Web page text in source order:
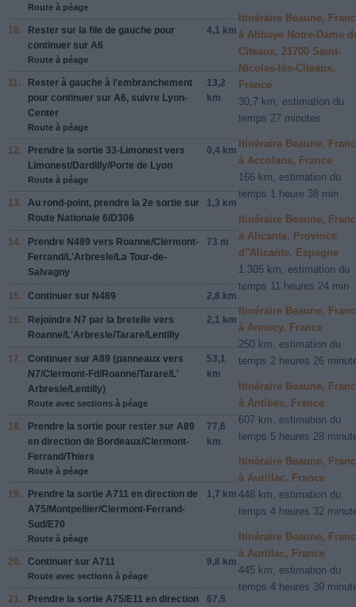
Route à péage
10. Rester sur la file de gauche pour
continuer sur A6
Route à péage
4,1 km
11. Rester à gauche à l'embranchement
pour continuer sur A6, suivre Lyon-
Center
Route à péage
13,2
km
12. Prendre la sortie 33-Limonest vers
Limonest/Dardilly/Porte de Lyon
Route à péage
0,4 km
13. Au rond-point, prendre la 2e sortie sur
Route Nationale 6/D306
1,3 km
14. Prendre N489 vers Roanne/Clermont-
Ferrand/L'Arbresle/La Tour-de-
Salvagny
73 m
15. Continuer sur N489 2,8 km
16. Rejoindre N7 par la bretelle vers
Roanne/L'Arbresle/Tarare/Lentilly
2,1 km
17. Continuer sur A89 (panneaux vers
N7/Clermont-Fd/Roanne/Tarare/L'
Arbresle/Lentilly)
Route avec sections à péage
53,1
km
18. Prendre la sortie pour rester sur A89
en direction de Bordeaux/Clermont-
Ferrand/Thiers
Route à péage
77,6
km
19. Prendre la sortie A711 en direction de
A75/Montpellier/Clermont-Ferrand-
Sud/E70
Route à péage
1,7 km
20. Continuer sur A711
Route avec sections à péage
9,8 km
21. Prendre la sortie A75/E11 en direction
67,5
Itinéraire Beaune,
à Abbaye Notre-Dame
Cîteaux, 21700 Saint-
Nicolas-lès-Cîteaux,
France
30,7 km, estimation du
temps 27 minutes
Itinéraire Beaune,
à Accolans, France
166 km, estimation du
temps 1 heure 38 min
Itinéraire Beaune,
à Alicante, Province
d"Alicante, Espagne
1 305 km, estimation du
temps 11 heures 24 min
Itinéraire Beaune,
à Annecy, France
250 km, estimation du
temps 2 heures 26
Itinéraire Beaune,
à Antibes, France
607 km, estimation du
temps 5 heures 28
Itinéraire Beaune,
à Aurillac, France
448 km, estimation du
temps 4 heures 32
Itinéraire Beaune,
à Aurillac, France
445 km, estimation du
temps 4 heures 39